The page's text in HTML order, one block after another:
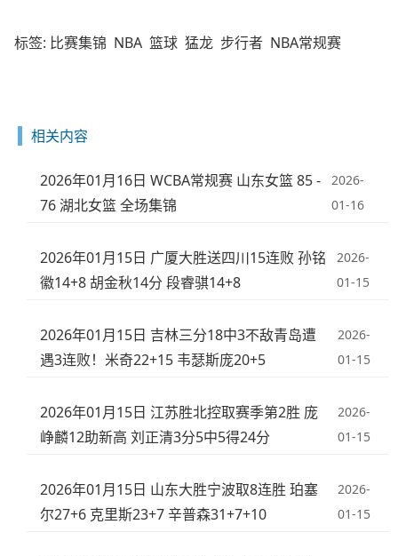
标签: 比赛集锦 NBA 篮球 猛龙 步行者 NBA常规赛
相关内容
2026年01月16日 WCBA常规赛 山东女篮 85 -
76 湖北女篮 全场集锦
2026-
01-16
2026年01月15日 广厦大胜送四川15连败 孙铭
徽14+8 胡金秋14分 段睿骐14+8
2026-
01-15
2026年01月15日 吉林三分18中3不敌青岛遭
遇3连败！米奇22+15 韦瑟斯庞20+5
2026-
01-15
2026年01月15日 江苏胜北控取赛季第2胜 庞
峥麟12助新高 刘正清3分5中5得24分
2026-
01-15
2026年01月15日 山东大胜宁波取8连胜 珀塞
尔27+6 克里斯23+7 辛普森31+7+10
2026-
01-15